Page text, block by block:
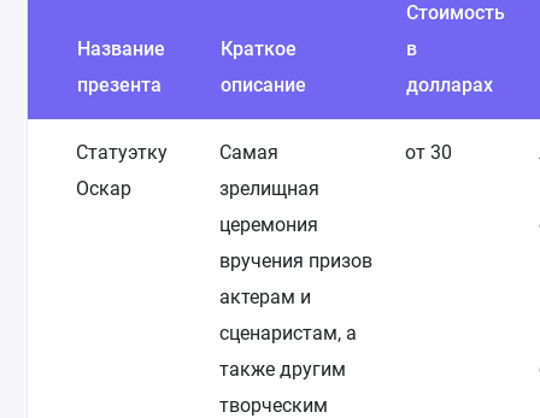
Название
презента
Краткое
описание
Стоимость
в
долларах
Статуэтку
Оскар
Самая
зрелищная
церемония
вручения призов
актерам и
сценаристам, а
также другим
творческим
от 30